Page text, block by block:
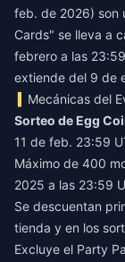
feb. de 2026) son
Cards" se lleva a
febrero a las
extiende del 9 de
Mecánicas del
Sorteo de Egg
11 de feb. 23:59
Máximo de 400
2025 a las 23:59
Se descuentan
tienda y en los
Excluye el Party